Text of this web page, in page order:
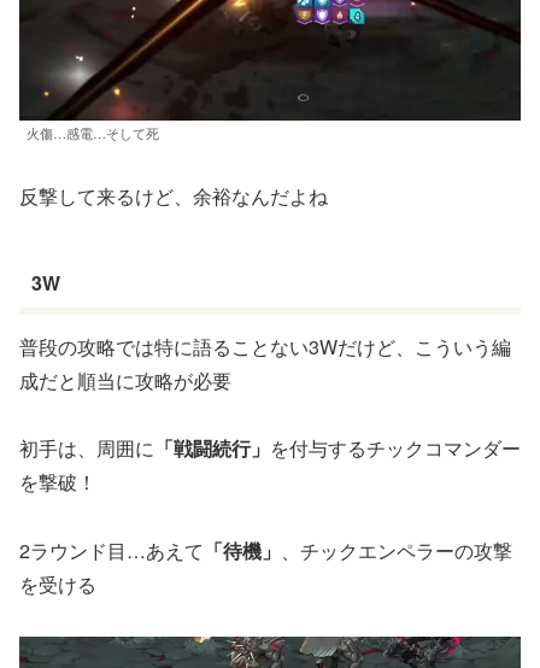
火傷…感電…そして死
反撃して来るけど、余裕なんだよね
3W
普段の攻略では特に語ることない3Wだけど、こういう編
成だと順当に攻略が必要
初手は、周囲に 「戦闘続行」 を付与するチックコマンダー
を撃破！
2ラウンド目…あえて 「待機」 、チックエンペラーの攻撃
を受ける